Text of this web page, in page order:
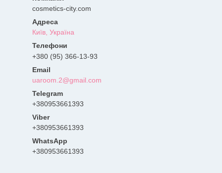
cosmetics-city.com
Київ, Україна
+380 (95) 366-13-93
uaroom.2@gmail.com
+380953661393
+380953661393
+380953661393